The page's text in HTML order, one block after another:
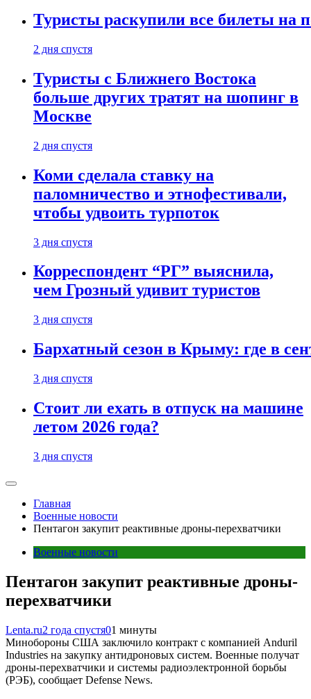
Туристы раскупили все билеты на
2 дня спустя
Туристы с Ближнего Востока
больше других тратят на шопинг в
Москве
2 дня спустя
Коми сделала ставку на
паломничество и этнофестивали,
чтобы удвоить турпоток
3 дня спустя
Корреспондент “РГ” выяснила,
чем Грозный удивит туристов
3 дня спустя
Бархатный сезон в Крыму: где в
3 дня спустя
Стоит ли ехать в отпуск на машине
летом 2026 года?
3 дня спустя
Главная
Военные новости
Пентагон закупит реактивные дроны-перехватчики
Военные новости
Пентагон закупит реактивные дроны-
перехватчики
Lenta.ru2 года спустя01 минуты
Минобороны США заключило контракт с компанией Anduril
Industries на закупку антидроновых систем. Военные получат
дроны-перехватчики и системы радиоэлектронной борьбы
(РЭБ), сообщает Defense News.